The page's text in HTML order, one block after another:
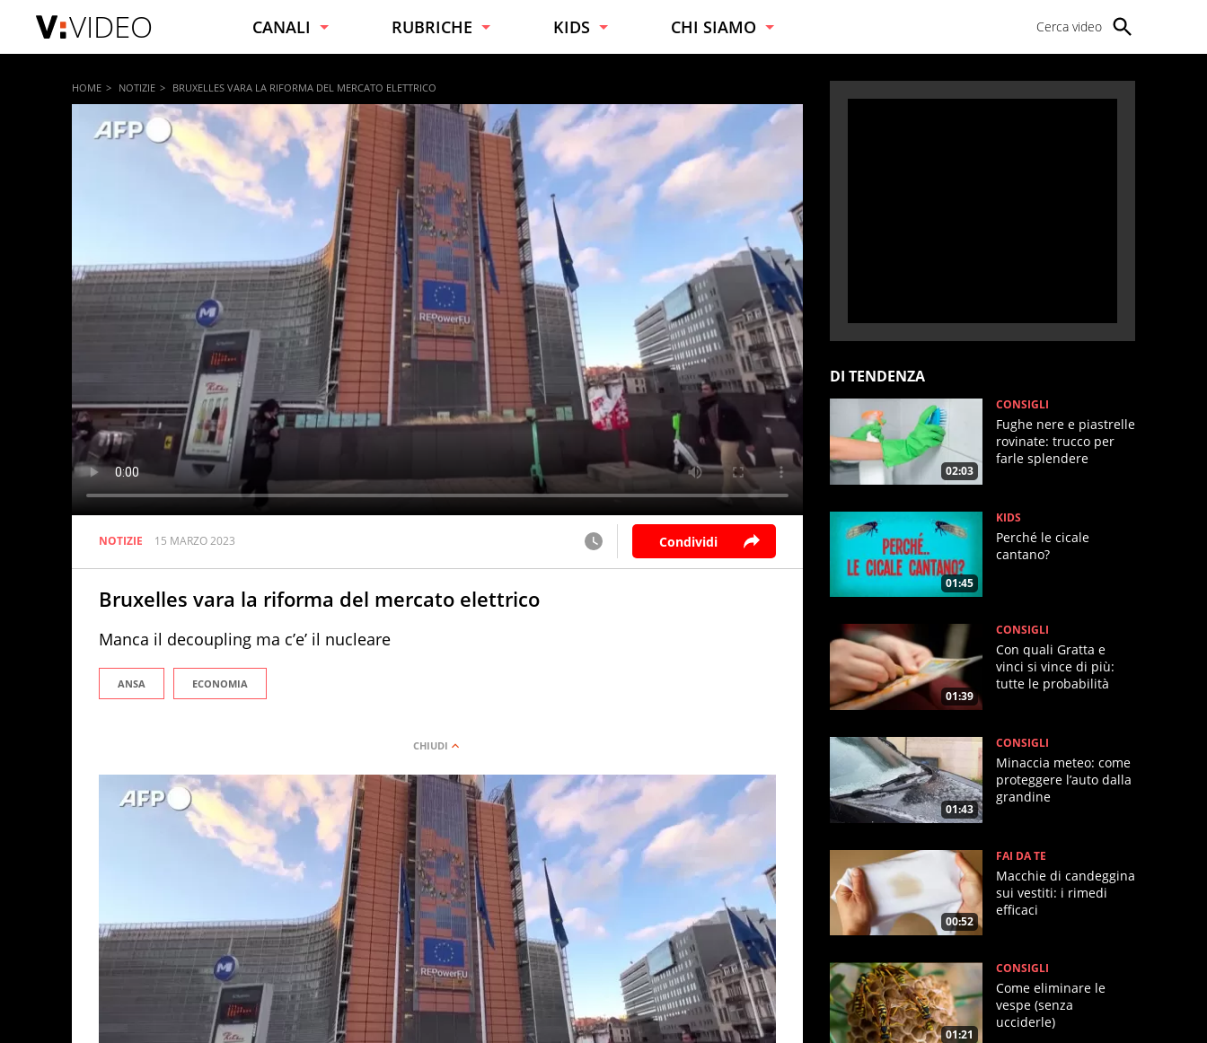
VIDEO CANALI
NOTIZIE
VIRALI
SPORT
INTRATTENIMENTO
SPETTACOLI E VIP
TECNOLOGIA
MOTORI
RUBRICHE
CURIOSITÀ
CONSIGLI
FAI DA TE
BUONO A SAPERSI
CUCINA
SALUTE
KIDS
BAMBINI
RAGAZZI
CHI SIAMO
CONTATTI
Cerca video
HOME NOTIZIE BRUXELLES VARA LA RIFORMA DEL MERCATO ELETTRICO
NOTIZIE 15 MARZO 2023 Condividi
Bruxelles vara la riforma del mercato elettrico
Manca il decoupling ma c’e’ il nucleare
ANSA ECONOMIA
DI TENDENZA
02:03
CONSIGLI
Fughe nere e piastrelle
rovinate: trucco per
farle splendere
01:45
KIDS
Perché le cicale
cantano?
01:39
CONSIGLI
Con quali Gratta e
vinci si vince di più:
tutte le probabilità
01:43
CONSIGLI
Minaccia meteo: come
proteggere l’auto dalla
grandine
00:52
FAI DA TE
Macchie di candeggina
sui vestiti: i rimedi
efficaci
01:21
CONSIGLI
Come eliminare le
vespe (senza
ucciderle)